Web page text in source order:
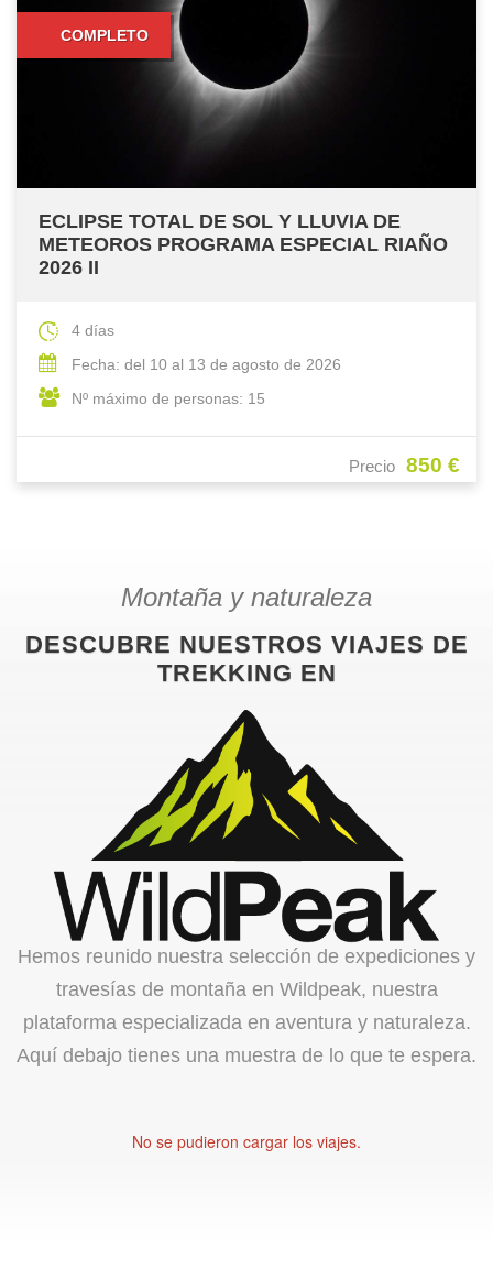
COMPLETO
ECLIPSE TOTAL DE SOL Y LLUVIA DE
METEOROS PROGRAMA ESPECIAL RIAÑO
2026 II
Precio 850 €
4 días
Fecha: del 10 al 13 de agosto de 2026
Nº máximo de personas: 15
Montaña y naturaleza
DESCUBRE NUESTROS VIAJES DE
TREKKING EN
Hemos reunido nuestra selección de expediciones y
travesías de montaña en Wildpeak, nuestra
plataforma especializada en aventura y naturaleza.
Aquí debajo tienes una muestra de lo que te espera.
No se pudieron cargar los viajes.